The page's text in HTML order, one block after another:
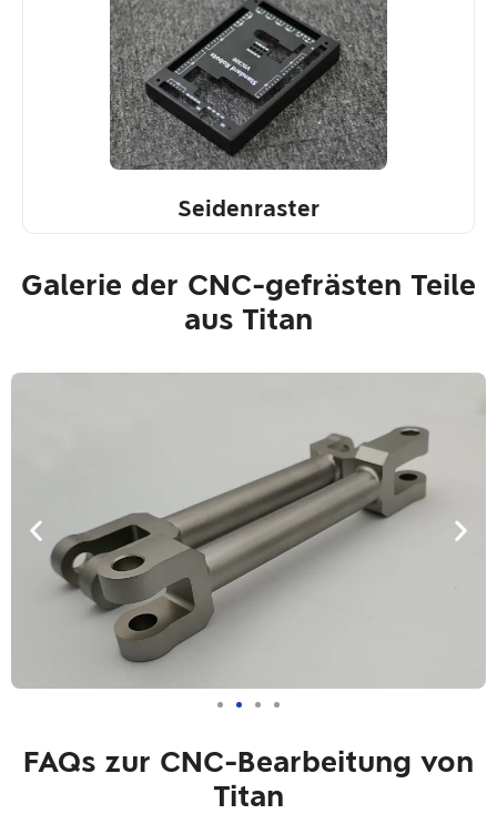
Seidenraster
Galerie der CNC-gefrästen Teile
aus Titan
FAQs zur CNC-Bearbeitung von
Titan